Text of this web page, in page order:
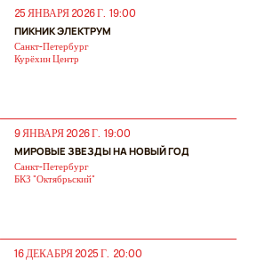
25 ЯНВАРЯ 2026 Г. 19:00
ПИКНИК ЭЛЕКТРУМ
Санкт-Петербург
Курёхин Центр
9 ЯНВАРЯ 2026 Г. 19:00
МИРОВЫЕ ЗВЕЗДЫ НА НОВЫЙ ГОД
Санкт-Петербург
БКЗ "Октябрьский"
16 ДЕКАБРЯ 2025 Г. 20:00